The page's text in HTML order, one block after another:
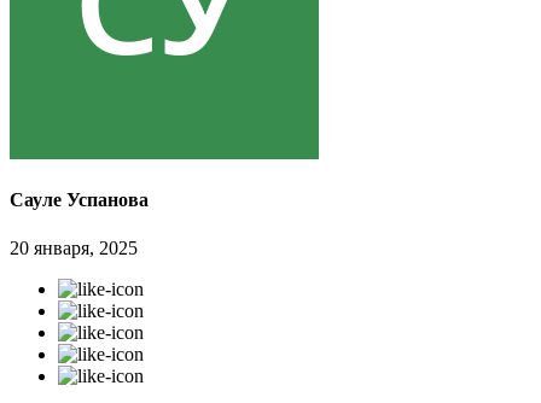
Сауле Успанова
20 января, 2025